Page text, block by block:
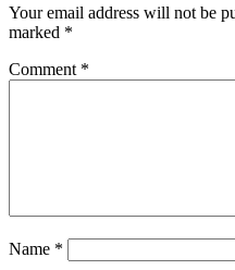
Your email address will not be
marked *
Comment *
Name *